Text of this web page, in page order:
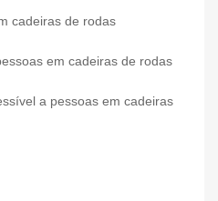
cadeiras de rodas
em cadeiras de rodas
a pessoas em cadeiras